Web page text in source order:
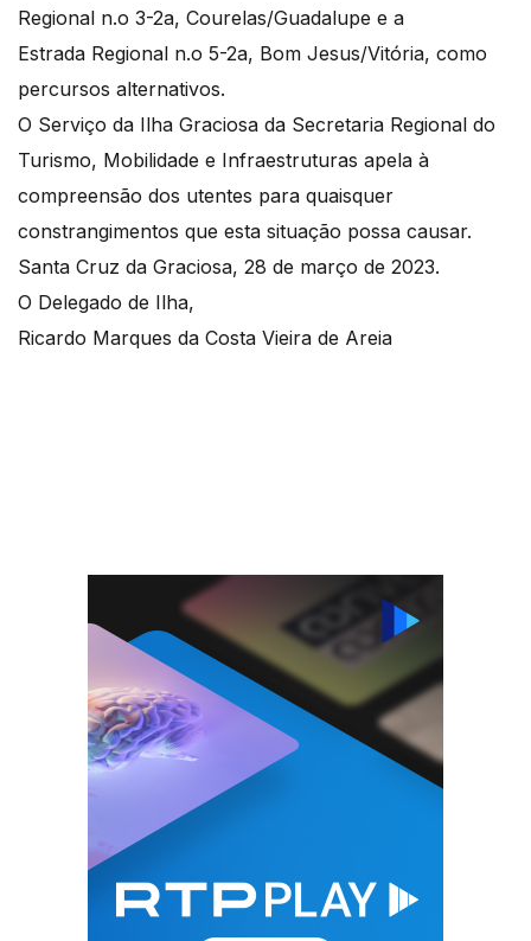
Regional n.o 3-2a, Courelas/Guadalupe e a
Estrada Regional n.o 5-2a, Bom Jesus/Vitória, como
percursos alternativos.
O Serviço da Ilha Graciosa da Secretaria Regional do
Turismo, Mobilidade e Infraestruturas apela à
compreensão dos utentes para quaisquer
constrangimentos que esta situação possa causar.
Santa Cruz da Graciosa, 28 de março de 2023.
O Delegado de Ilha,
Ricardo Marques da Costa Vieira de Areia